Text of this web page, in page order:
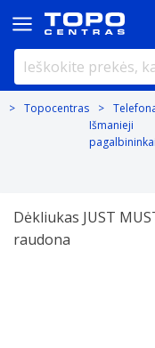
Topocentras
Išmanieji
pagalbininkai
Dėkliukas JUST
raudona